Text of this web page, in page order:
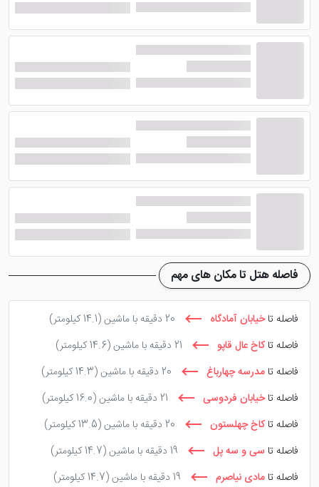
سرمایش، مبلمان راحتی، حمام، تلویزیون، آباژور، پاورسوئیچ،
چای ساز، یخچال و ... اشاره نمود.
امکانات هتل باران اصفهان
هتل باران اصفهان ، به عنوان یک هتل سه ستاره، امکانات
مناسبی را به مهمانان خود ارائه می دهد تا بتواند با توجه به
انتظارات آن ها، اقامتی خوش را رقم زند. بنابراین اصلا نگران
نباشید، این هتل خدمات عالی با کیفیت مناسب را ارائه می
دهد. البته امکانات هتل، تنها به امکانات رفاهی محدود می
شوند و خدمات ویژه ای مانند استخر و ... ندارند.
به عنوان مثال چند نمونه از خدمات و امکانات این هتل می
توان به پذیرش 24 ساعته، اتاق چمدان، مینی بار با هزینه،
صندوق امانات، لابی مجهز، آسانسور، نمازخانه، رستوران،
کافی شاپ، خدمات خانه داری و ... اشاره کرد. پارکینگ
اختیار مهمانان مقیم قرار می گیرد.
رستوران
با اقامت در هتل باران اصفهان ، دیگر نیاز به خارج شدن از
فاصله هتل تا مکان های مهم
فاصله تاخیابان آمادگاه 20 دقیقه با ماشین
(14.1 کیلومتر)
فاصله تا کاخ عال قاپو 21 دقیقه با ماشین
(14.6 کیلومتر)
فاصله تا مدرسه چهارباغ 20 دقیقه با ماشین
(14.3 کیلومتر)
فاصله تاخیابان فردوسی 21 دقیقه با ماشین
(16.0 کیلومتر)
فاصله تا کاخ چهلستون 20 دقیقه با ماشین
(13.5 کیلومتر)
فاصله تا سی و سه پل 19 دقیقه با ماشین
(14.7 کیلومتر)
فاصله تا مادی نیاصرم 19 دقیقه با ماشین
(14.7 کیلومتر)